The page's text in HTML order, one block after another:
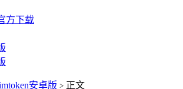
方下载
安卓版 > 正文